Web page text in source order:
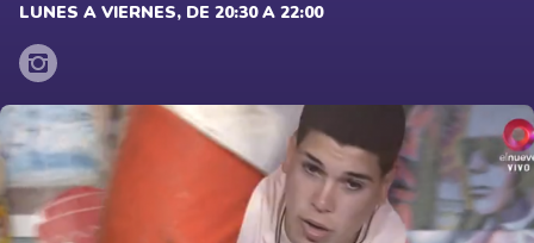
LUNES A VIERNES, DE 20:30 A 22:00